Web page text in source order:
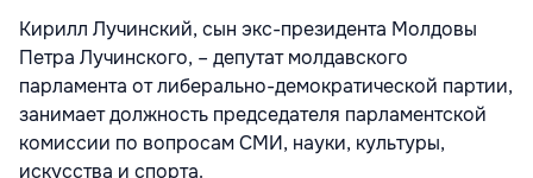
Кирилл Лучинский, сын экс-президента Молдовы
Петра Лучинского, – депутат молдавского
парламента от либерально-демократической партии,
занимает должность председателя парламентской
комиссии по вопросам СМИ, науки, культуры,
искусства и спорта.